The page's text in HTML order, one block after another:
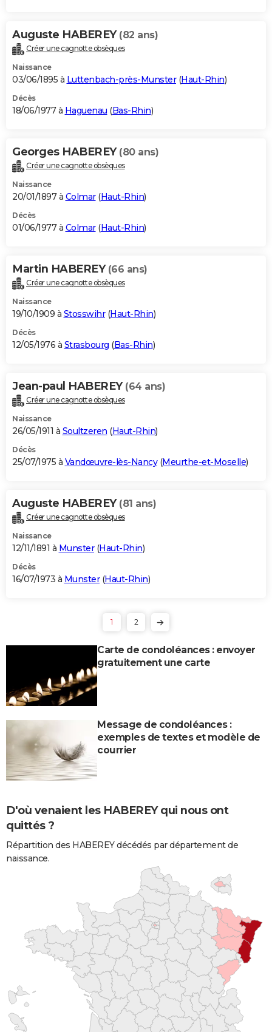
Auguste HABEREY (82 ans)
Créer une cagnotte obsèques
Naissance
03/06/1895 à Luttenbach-près-Munster(Haut-Rhin)
Décès
18/06/1977 à Haguenau (Bas-Rhin)
Georges HABEREY (80 ans)
Créer une cagnotte obsèques
Naissance
20/01/1897 à Colmar(Haut-Rhin)
Décès
01/06/1977 à Colmar(Haut-Rhin)
Martin HABEREY (66 ans)
Créer une cagnotte obsèques
Naissance
19/10/1909 à Stosswihr(Haut-Rhin)
Décès
12/05/1976 à Strasbourg (Bas-Rhin)
Jean-paul HABEREY (64 ans)
Créer une cagnotte obsèques
Naissance
26/05/1911 à Soultzeren (Haut-Rhin)
Décès
25/07/1975 à Vandœuvre-lès-Nancy(Meurthe-et-Moselle)
Auguste HABEREY (81 ans)
Créer une cagnotte obsèques
Naissance
12/11/1891 à Munster(Haut-Rhin)
Décès
16/07/1973 à Munster(Haut-Rhin)
1 2
Carte de condoléances : envoyer
gratuitement une carte
Message de condoléances :
exemples de textes et modèle de
courrier
D'où venaient les HABEREY qui nous ont
quittés ?
Répartition des HABEREY décédés par département de
naissance.